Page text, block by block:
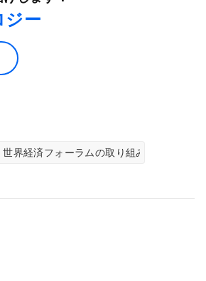
ジー
世界経済フォーラムの取り組み